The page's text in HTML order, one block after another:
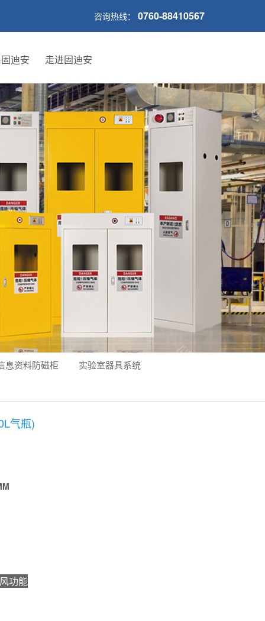
咨询热线： 0760-88410567
迪安 走进固迪安
息资料防磁柜
实验室器具系统
气瓶)
功能